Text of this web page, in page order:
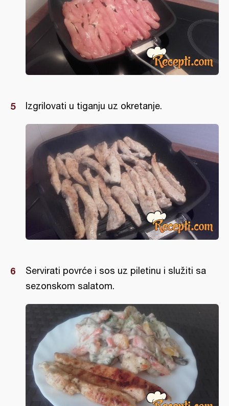
Izgrilovati u tiganju uz okretanje.
Servirati povrće i sos uz piletinu i služiti sa
sezonskom salatom.